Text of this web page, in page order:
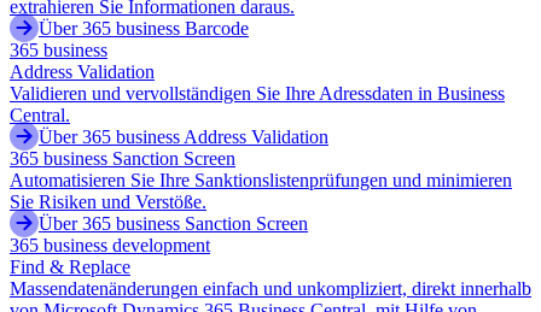
extrahieren Sie Informationen daraus.
Über 365 business Barcode
365 business
Address Validation
Validieren und vervollständigen Sie Ihre Adressdaten in Business
Central.
Über 365 business Address Validation
365 business Sanction Screen
Automatisieren Sie Ihre Sanktionslistenprüfungen und minimieren
Sie Risiken und Verstöße.
Über 365 business Sanction Screen
365 business development
Find & Replace
Massendatenänderungen einfach und unkompliziert, direkt innerhalb